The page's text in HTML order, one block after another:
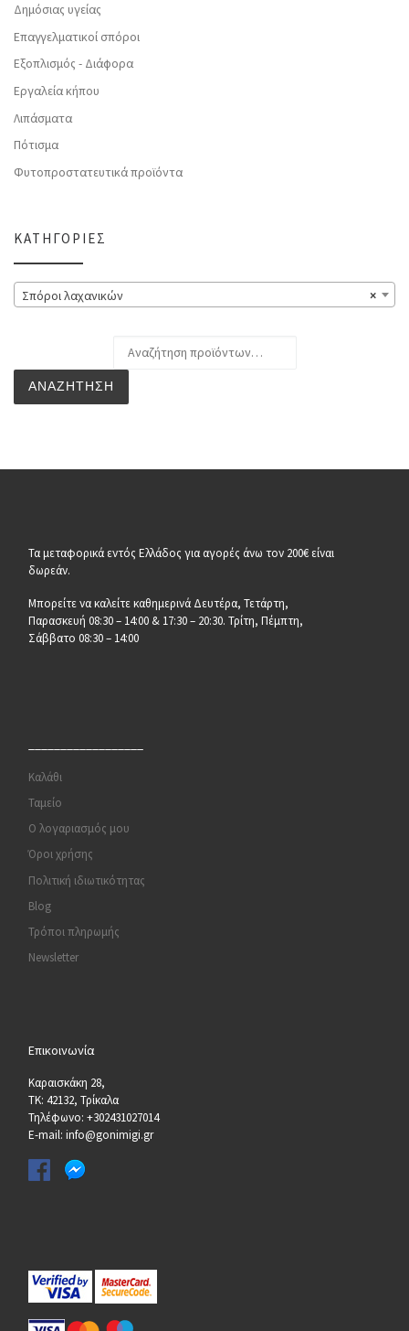
Δημόσιας υγείας
Επαγγελματικοί σπόροι
Εξοπλισμός - Διάφορα
Εργαλεία κήπου
Λιπάσματα
Πότισμα
Φυτοπροστατευτικά προϊόντα
ΚΑΤΗΓΟΡΊΕΣ
×
Σπόροι λαχανικών
ΑΝΑΖΉΤΗΣΗ
Τα μεταφορικά εντός Ελλάδος για αγορές άνω τον 200€ είναι
δωρεάν.
Μπορείτε να καλείτε καθημερινά Δευτέρα, Τετάρτη,
Παρασκευή 08:30 – 14:00 & 17:30 – 20:30. Τρίτη, Πέμπτη,
Σάββατο 08:30 – 14:00
Καλάθι
Ταμείο
Ο λογαριασμός μου
Όροι χρήσης
Πολιτική ιδιωτικότητας
Blog
Τρόποι πληρωμής
Newsletter
Επικοινωνία
Καραισκάκη 28,
ΤΚ: 42132, Τρίκαλα
Τηλέφωνο: +302431027014
E-mail: info@gonimigi.gr